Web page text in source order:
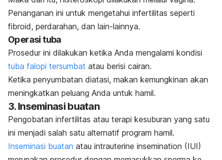
Penanganan ini untuk mengetahui infertilitas seperti
fibroid, perdarahan, dan lain-lainnya.
Operasi tuba
Prosedur ini dilakukan ketika Anda mengalami kondisi
tuba falopi tersumbat atau berisi cairan.
Ketika penyumbatan diatasi, makan kemungkinan akan
meningkatkan peluang Anda untuk hamil.
3. Inseminasi buatan
Pengobatan infertilitas atau terapi kesuburan yang satu
ini menjadi salah satu alternatif program hamil.
Inseminasi buatan atau intrauterine insemination (IUI)